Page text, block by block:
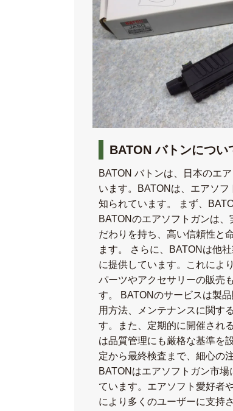
BATON バトンについ
BATON バトンは、日本のエ
います。BATONは、エアソ
知られています。 まず、
BATONのエアソフトガンは
だわりを持ち、高い信頼性と
ます。 さらに、BATONは他
に提供しています。これによ
パーツやアクセサリーの販売
す。 BATONのサービスは製
用方法、メンテナンスに関す
す。また、定期的に開催され
は品質管理にも厳格な基準を
定から最終検査まで、細心の
BATONはエアソフトガン市
ています。エアソフト愛好者
により多くのユーザーに支持